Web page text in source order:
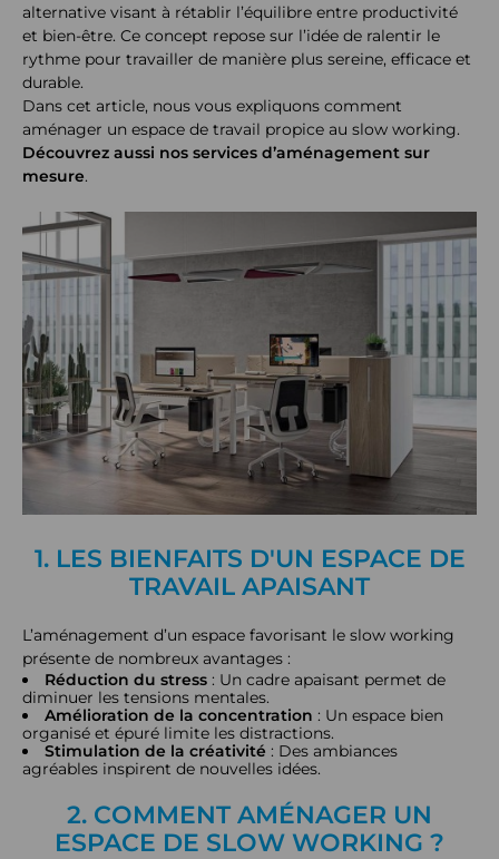
alternative visant à rétablir l’équilibre entre productivité
et bien-être. Ce concept repose sur l’idée de ralentir le
rythme pour travailler de manière plus sereine, efficace et
durable.
Dans cet article, nous vous expliquons comment
aménager un espace de travail propice au slow working.
Découvrez aussi nos services d’aménagement sur
mesure.
1. LES BIENFAITS D'UN ESPACE DE
TRAVAIL APAISANT
L’aménagement d’un espace favorisant le slow working
présente de nombreux avantages :
Réduction du stress : Un cadre apaisant permet de
diminuer les tensions mentales.
Amélioration de la concentration : Un espace bien
organisé et épuré limite les distractions.
Stimulation de la créativité : Des ambiances
agréables inspirent de nouvelles idées.
2. COMMENT AMÉNAGER UN
ESPACE DE SLOW WORKING ?